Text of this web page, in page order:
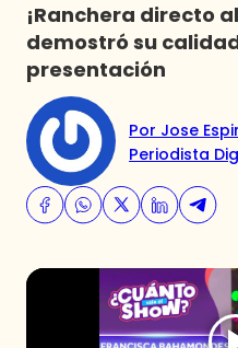
¡Ranchera directo
demostró su
presentación
Por Jose
Periodista
Programas